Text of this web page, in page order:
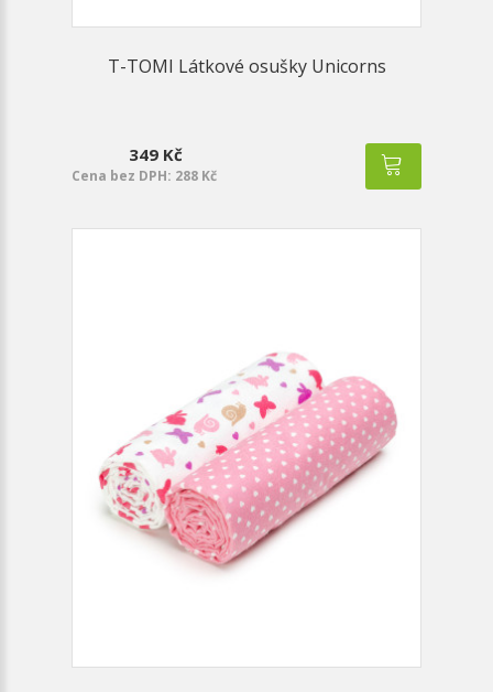
T-TOMI Látkové osušky Unicorns
349 Kč
Cena bez DPH: 288 Kč